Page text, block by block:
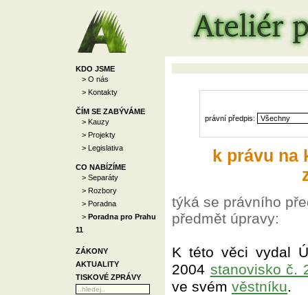
KDO JSME
> O nás
> Kontakty
ČÍM SE ZABÝVÁME
> Kauzy
> Projekty
> Legislativa
CO NABÍZÍME
> Separáty
> Rozbory
> Poradna
> Poradna pro Prahu
11
ZÁKONY
AKTUALITY
TISKOVÉ ZPRÁVY
právní předpis:
k právu na
týká se právního
předmět úpravy:
K této věci vydal
2004 stanovisko č.
ve svém věstníku.